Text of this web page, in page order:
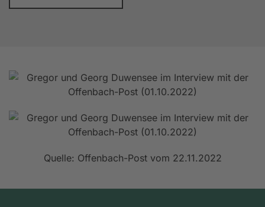
Quelle: Offenbach-Post vom 22.11.2022